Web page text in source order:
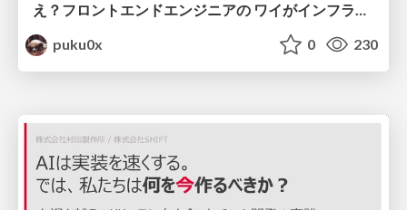
え？フロントエンドエンジニアの ワイがインフラも！？
puku0x
0 230